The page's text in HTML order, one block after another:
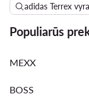
adidas Terrex
Populiarūs
MEXX
BOSS